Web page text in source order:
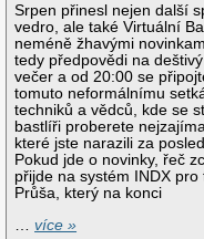
Srpen přinesl nejen další
vedro, ale také Virtuální
neméně žhavými
tedy předpovědi na
večer a od 20:00 se
tomuto neformálnímu
techniků a vědců, kde se
bastlíři proberete
které jste narazili za
Pokud jde o novinky, řeč
přijde na systém INDX pro
Průša, který na konci
…více »